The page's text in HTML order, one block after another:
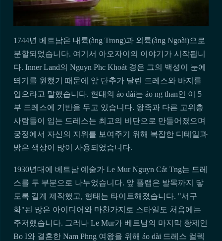
1744년 베트남은 내륙(àng Trong)과 외륙(àng Ngoài)으로
분할되었습니다. 여기서 아오자이의 이야기가 시작됩니
다. Inner Land의 Nguyn Phc Khoát 경은 그의 백성이 눈에
띄기를 원했기 때문에 앞 단추가 달린 드레스와 바지를
입으라고 말했습니다. 현대의 áo dài는 áo ng than인 이 5
부 드레스에 기반을 두고 있습니다. 왕족과 다른 고위층
사람들이 입는 드레스는 최고의 비단으로 만들어졌으며
궁정에서 자신의 지위를 보여주기 위해 복잡한 디테일과
밝은 색상이 많이 사용되었습니다.
1930년대에 베트남 예술가 Le Mur Nguyn Cát Tng는 드레
스를 두 부분으로 나누었습니다. 앞 플랩은 발목까지 닿
도록 길게 제작했고, 형태는 타이트해졌습니다. "서구
화"된 많은 아이디어와 마찬가지로 스타일도 처음에는
주저했습니다. 그러나 Le Mur가 베트남의 마지막 황제인
Bo I와 결혼한 Nam Phng 여왕을 위해 áo dài 드레스 컬렉